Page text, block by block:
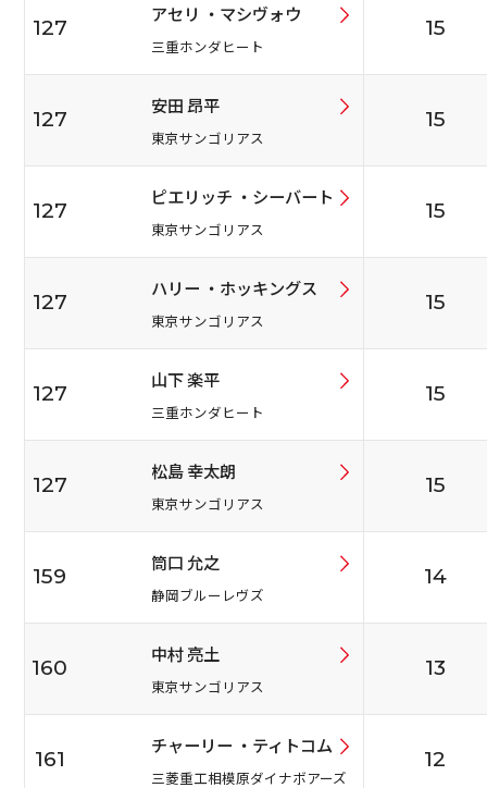
127
アセリ ・マシヴォウ
三重ホンダヒート
15
127
安田 昂平
東京サンゴリアス
15
127
ピエリッチ ・シーバート
東京サンゴリアス
15
127
ハリー ・ホッキングス
東京サンゴリアス
15
127
山下 楽平
三重ホンダヒート
15
127
松島 幸太朗
東京サンゴリアス
15
159
筒口 允之
静岡ブルーレヴズ
14
160
中村 亮土
東京サンゴリアス
13
161
チャーリー ・ティトコム
三菱重工相模原ダイナボアーズ
12